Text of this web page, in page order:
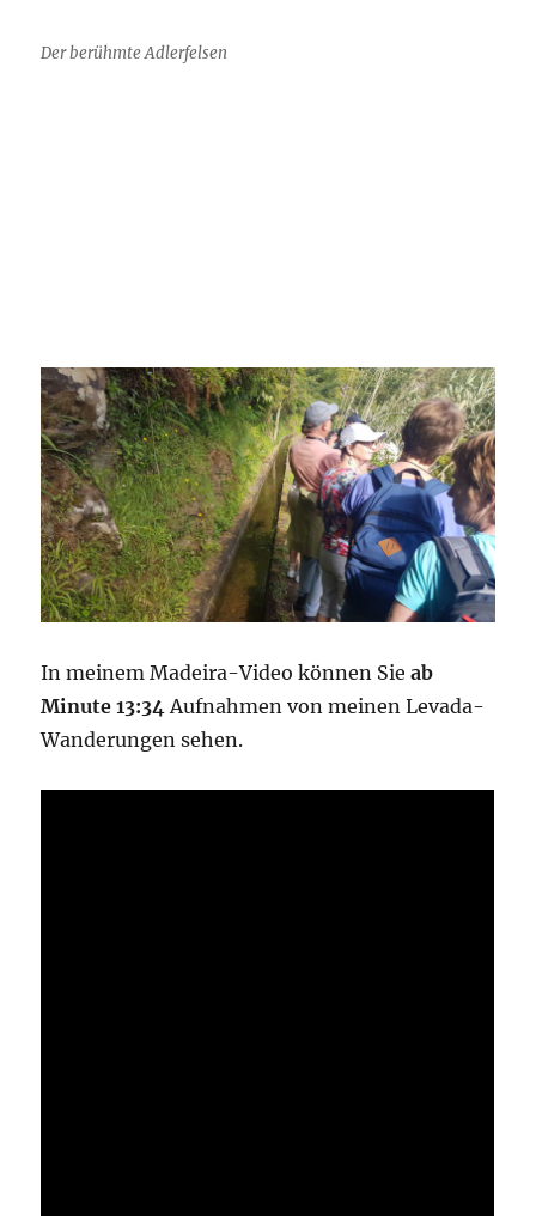
Der berühmte Adlerfelsen
In meinem Madeira-Video können Sieab
Minute 13:34Aufnahmen von meinen Levada-
Wanderungen sehen.